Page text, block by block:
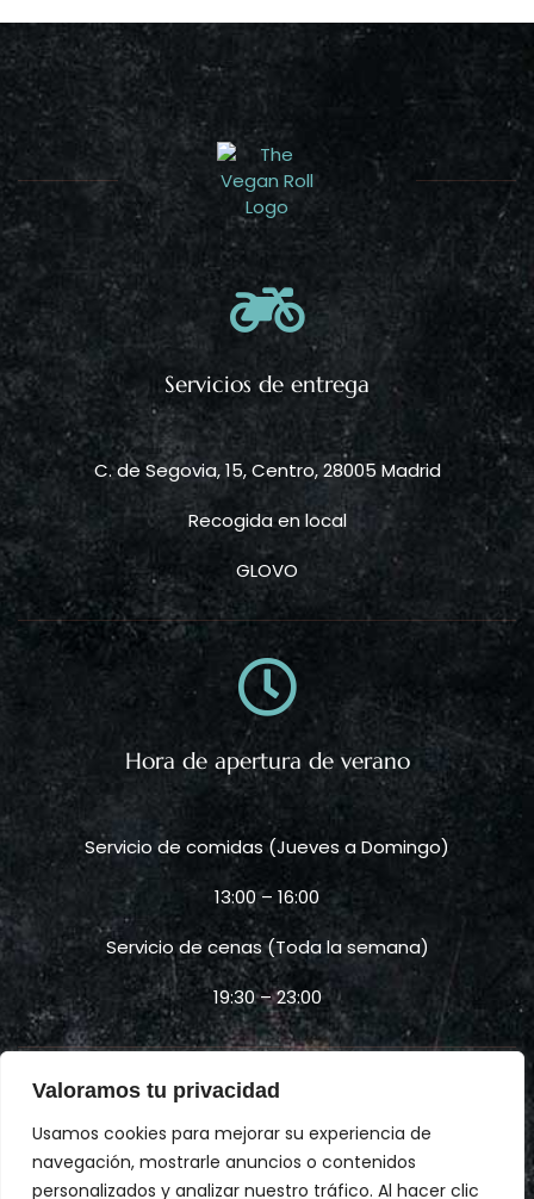
Valoramos tu privacidad
Usamos cookies para mejorar su experiencia de
navegación, mostrarle anuncios o contenidos
personalizados y analizar nuestro tráfico. Al hacer clic
Servicios de entrega
C. de Segovia, 15, Centro, 28005 Madrid
Recogida en local
GLOVO
Hora de apertura de verano
Servicio de comidas (Jueves a Domingo)
13:00 – 16:00
Servicio de cenas (Toda la semana)
19:30 – 23:00
W
h
a
I
n
s